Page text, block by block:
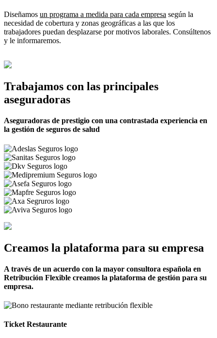
Diseñamos un programa a medida para cada empresa según la
necesidad de cobertura y zonas geográficas a las que los
trabajadores puedan desplazarse por motivos laborales. Consúltenos
y le informaremos.
Trabajamos con las principales
aseguradoras
Aseguradoras de prestigio con una contrastada experiencia en
la gestión de seguros de salud
Creamos la plataforma para su empresa
A través de un acuerdo con la mayor consultora española en
Retribución Flexible creamos la plataforma de gestión para su
empresa.
Ticket Restaurante